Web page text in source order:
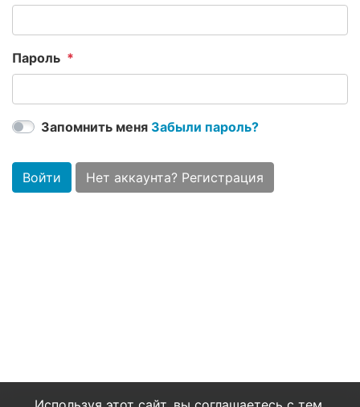
Пароль
Запомнить меня Забыли пароль?
Войти Нет аккаунта? Регистрация